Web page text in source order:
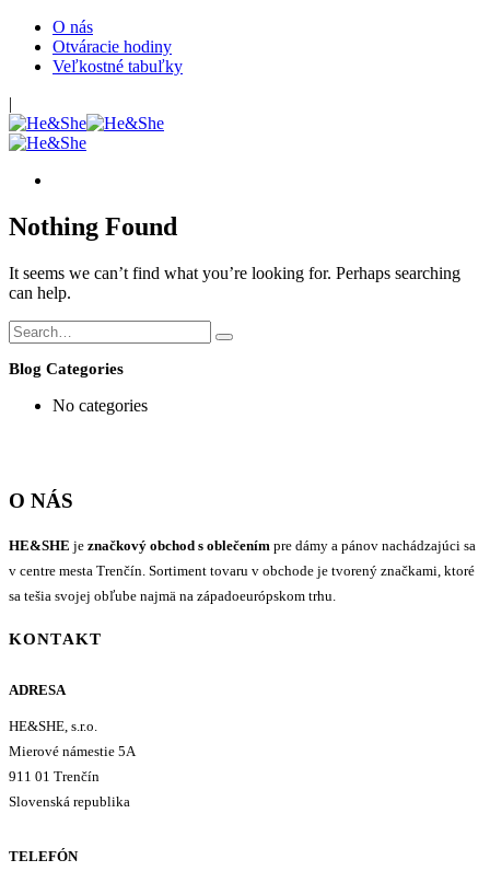
O nás
Otváracie hodiny
Veľkostné tabuľky
|
Nothing Found
It seems we can’t find what you’re looking for. Perhaps searching
can help.
Blog Categories
No categories
O NÁS
HE&SHE je značkový obchod s oblečením pre dámy a pánov nachádzajúci sa
v centre mesta Trenčín. Sortiment tovaru v obchode je tvorený značkami, ktoré
sa tešia svojej obľube najmä na západoeurópskom trhu.
KONTAKT
ADRESA
HE&SHE, s.r.o.
Mierové námestie 5A
911 01 Trenčín
Slovenská republika
TELEFÓN